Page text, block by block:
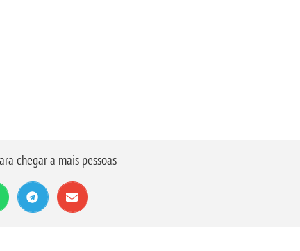
chegar a mais pessoas